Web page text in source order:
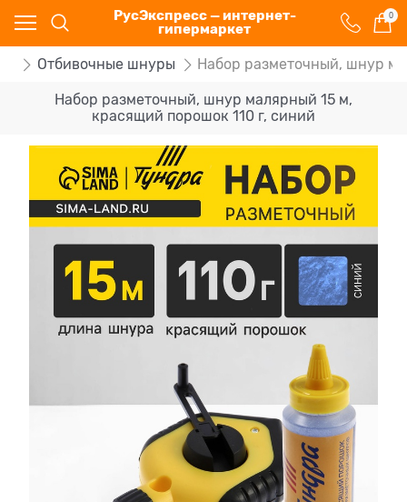
РусЭкспресс — интернет-
гипермаркет
0
Отбивочные шнуры Набор разметочный, шнур
Набор разметочный, шнур малярный 15 м,
красящий порошок 110 г, синий